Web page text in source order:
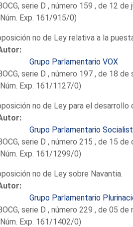
serie D , número 159 , de 12 de
Exp. 161/915/0)
no de Ley relativa a la
Grupo Parlamentario VOX
serie D , número 197 , de 18
Exp. 161/1127/0)
no de Ley para el
Grupo Parlamentario
serie D , número 215 , de 15
Exp. 161/1299/0)
no de Ley sobre Navantia.
Grupo Parlamentario
serie D , número 229 , de 05
Exp. 161/1402/0)